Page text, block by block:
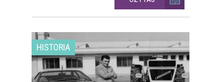
HISTORIA